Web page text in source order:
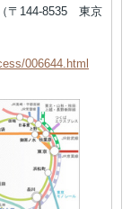
〒144-8535 東京
006644.html